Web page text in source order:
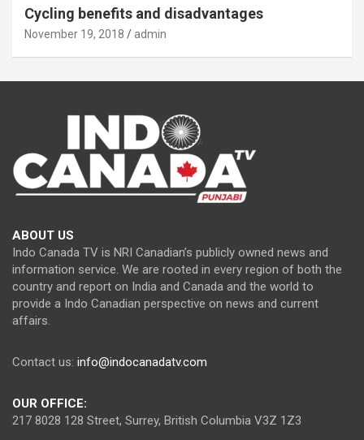
Cycling benefits and disadvantages
November 19, 2018 admin
ABOUT US
Indo Canada TV is NRI Canadian’s publicly owned news and
information service. We are rooted in every region of both the
country and report on India and Canada and the world to
provide a Indo Canadian perspective on news and current
affairs.
Contact us: info@indocanadatv.com
OUR OFFICE:
217 8028 128 Street, Surrey, British Columbia V3Z 1Z3